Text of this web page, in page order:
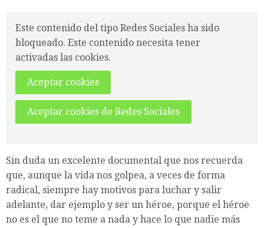
Este contenido del tipo Redes Sociales ha sido
bloqueado. Este contenido necesita tener
activadas las cookies.
Aceptar cookies
Aceptar cookies de Redes Sociales
Sin duda un excelente documental que nos recuerda
que, aunque la vida nos golpea, a veces de forma
radical, siempre hay motivos para luchar y salir
adelante, dar ejemplo y ser un héroe, porque el héroe
no es el que no teme a nada y hace lo que nadie más